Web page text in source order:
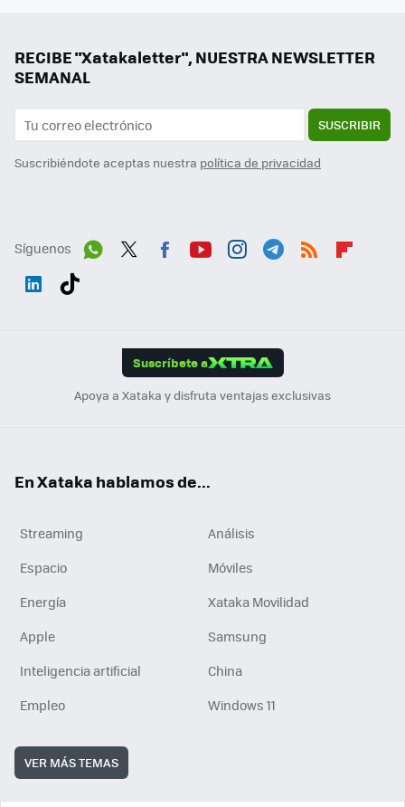
RECIBE "Xatakaletter", NUESTRA NEWSLETTER
SEMANAL
SUSCRIBIR
Suscribiéndote aceptas nuestra política de privacidad
Síguenos
Suscríbete a
Apoya a Xataka y disfruta ventajas exclusivas
En Xataka hablamos de...
Streaming
Análisis
Espacio
Móviles
Energía
Xataka Movilidad
Apple
Samsung
Inteligencia artificial
China
Empleo
Windows 11
VER MÁS TEMAS